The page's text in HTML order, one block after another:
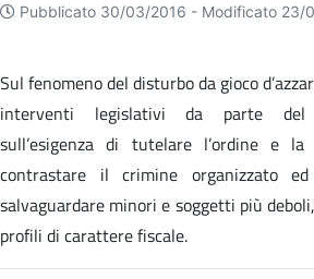
Pubblicato 30/03/2016 - Modificato 23/
Sul fenomeno del disturbo da gioco
interventi legislativi da parte del
sull’esigenza di tutelare l’ordine e la
contrastare il crimine organizzato
salvaguardare minori e soggetti più
profili di carattere fiscale.